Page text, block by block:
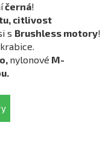
černá!
citlivost
s Brushless motory!
nylonové M-